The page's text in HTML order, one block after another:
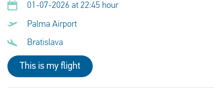
01-07-2026 at 22:45 hour
Palma Airport
Bratislava
This is my flight